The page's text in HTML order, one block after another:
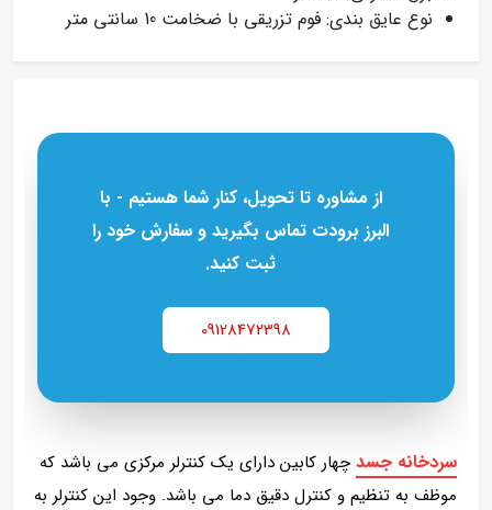
نوع عایق‌ بندی: فوم تزریقی با ضخامت 10 سانتی‌ متر
از مشاوره تا تحویل، کنار شما هستیم - با
البرز برودت تماس بگیرید و سفارش خود را
ثبت کنید.
09128472398
سردخانه جسدچهار کابین دارای یک کنترلر مرکزی می باشد که
موظف به تنظیم و کنترل دقیق دما می باشد. وجود این کنترلر به